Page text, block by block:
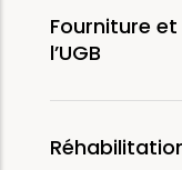
Fourniture
l’UGB